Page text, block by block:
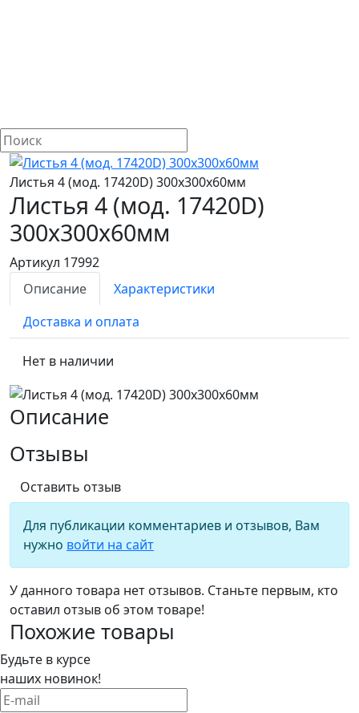
Листья 4 (мод. 17420D) 300х300х60мм
Листья 4 (мод. 17420D)
300х300х60мм
Артикул 17992
Описание
Характеристики
Доставка и оплата
Нет в наличии
Описание
Отзывы
Оставить отзыв
Для публикации комментариев и отзывов, Вам
нужно войти на сайт
У данного товара нет отзывов. Станьте первым, кто
оставил отзыв об этом товаре!
Похожие товары
Будьте в курсе
наших новинок!